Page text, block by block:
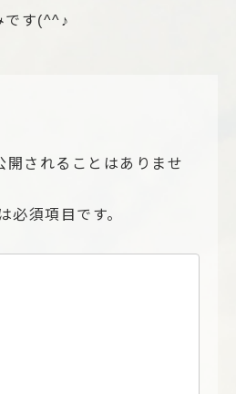
です(^^♪
開されることはありませ
必須項目です。